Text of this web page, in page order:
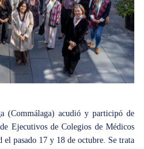
(Commálaga) acudió y participó de
Ejecutivos de Colegios de Médicos
pasado 17 y 18 de octubre. Se trata